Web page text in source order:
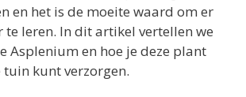
en het is de moeite waard om er
te leren. In dit artikel vertellen we
Asplenium en hoe je deze plant
tuin kunt verzorgen.